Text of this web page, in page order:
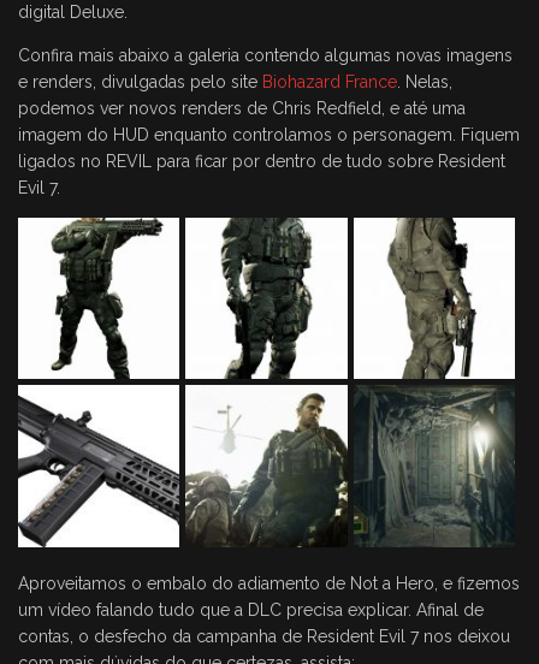
digital Deluxe.
Confira mais abaixo a galeria contendo algumas novas imagens
e renders, divulgadas pelo site Biohazard France . Nelas,
podemos ver novos renders de Chris Redfield, e até uma
imagem do HUD enquanto controlamos o personagem. Fiquem
ligados no REVIL para ficar por dentro de tudo sobre Resident
Evil 7.
Aproveitamos o embalo do adiamento de Not a Hero, e fizemos
um vídeo falando tudo que a DLC precisa explicar. Afinal de
contas, o desfecho da campanha de Resident Evil 7 nos deixou